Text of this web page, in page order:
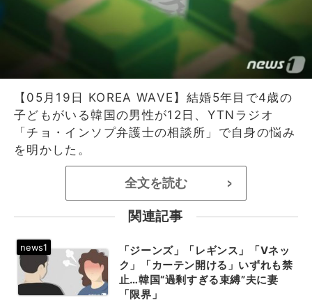
【05月19日 KOREA WAVE】結婚5年目で4歳の
子どもがいる韓国の男性が12日、YTNラジオ
「チョ・インソプ弁護士の相談所」で自身の悩み
を明かした。
全文を読む >
関連記事
「ジーンズ」「レギンス」「Vネッ
ク」「カーテン開ける」いずれも禁
止…韓国“過剰すぎる束縛”夫に妻
「限界」